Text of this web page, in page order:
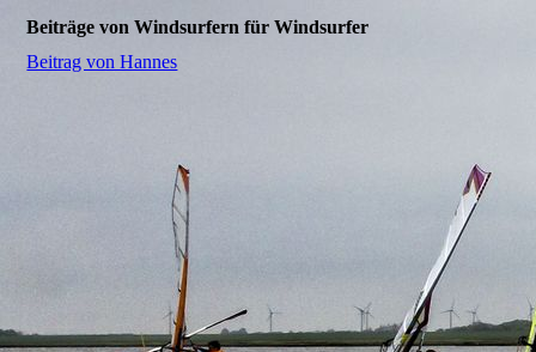
Beiträge von Windsurfern für Windsurfer
Beitrag von Hannes